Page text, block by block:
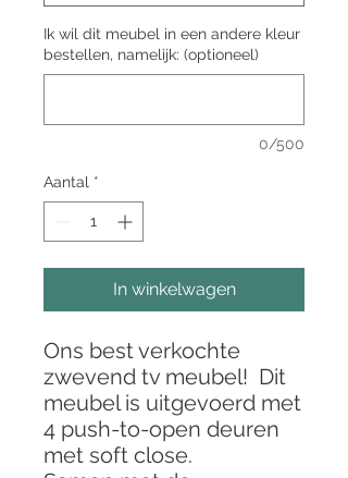
Ik wil dit meubel in een andere kleur
bestellen, namelijk: (optioneel)
0/500
Aantal *
In winkelwagen
Ons best verkochte
zwevend tv meubel! Dit
meubel is uitgevoerd met
4 push-to-open deuren
met soft close.